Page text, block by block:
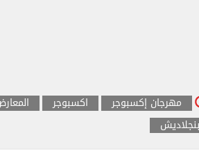
مهرجان إكسبوجر اكسبوجر
بنجلاديش